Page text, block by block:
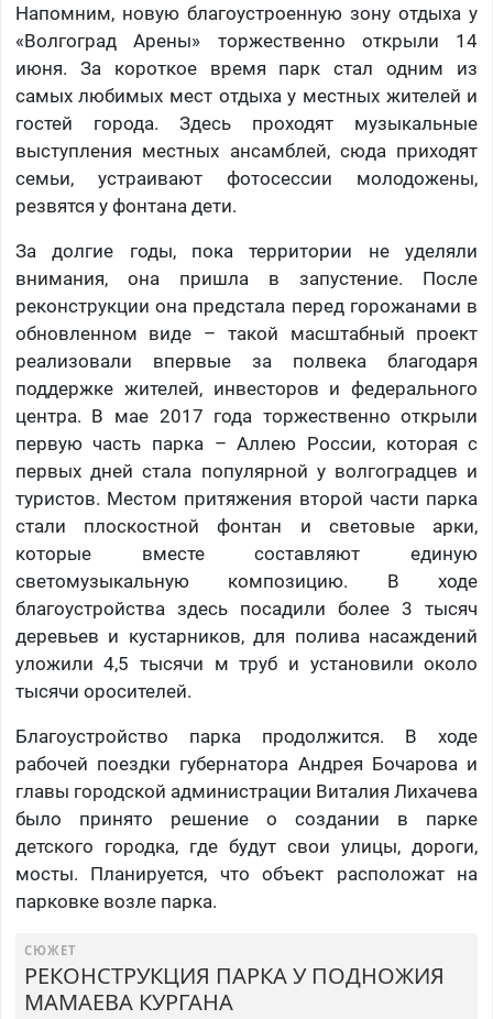
Напомним, новую благоустроенную зону отдыха у
«Волгоград Арены» торжественно открыли 14
июня. За короткое время парк стал одним из
самых любимых мест отдыха у местных жителей и
гостей города. Здесь проходят музыкальные
выступления местных ансамблей, сюда приходят
семьи, устраивают фотосессии молодожены,
резвятся у фонтана дети.
За долгие годы, пока территории не уделяли
внимания, она пришла в запустение. После
реконструкции она предстала перед горожанами в
обновленном виде – такой масштабный проект
реализовали впервые за полвека благодаря
поддержке жителей, инвесторов и федерального
центра. В мае 2017 года торжественно открыли
первую часть парка – Аллею России, которая с
первых дней стала популярной у волгоградцев и
туристов. Местом притяжения второй части парка
стали плоскостной фонтан и световые арки,
которые вместе составляют единую
светомузыкальную композицию. В ходе
благоустройства здесь посадили более 3 тысяч
деревьев и кустарников, для полива насаждений
уложили 4,5 тысячи м труб и установили около
тысячи оросителей.
Благоустройство парка продолжится. В ходе
рабочей поездки губернатора Андрея Бочарова и
главы городской администрации Виталия Лихачева
было принято решение о создании в парке
детского городка, где будут свои улицы, дороги,
мосты. Планируется, что объект расположат на
парковке возле парка.
СЮЖЕТ
РЕКОНСТРУКЦИЯ ПАРКА У ПОДНОЖИЯ
МАМАЕВА КУРГАНА